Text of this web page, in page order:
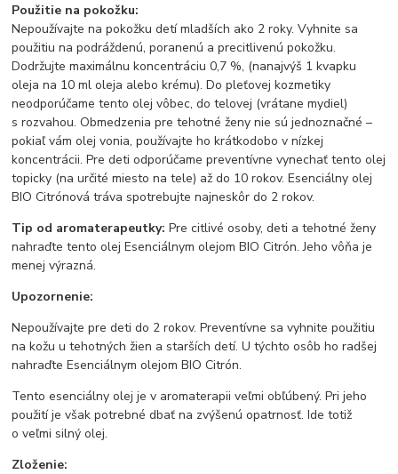
Použitie na pokožku:
Nepoužívajte na pokožku detí mladších ako 2 roky. Vyhnite sa
použitiu na podráždenú, poranenú a precitlivenú pokožku.
Dodržujte maximálnu koncentráciu 0,7 %, (nanajvýš 1 kvapku
oleja na 10 ml oleja alebo krému). Do pleťovej kozmetiky
neodporúčame tento olej vôbec, do telovej (vrátane mydiel)
s rozvahou. Obmedzenia pre tehotné ženy nie sú jednoznačné –
pokiaľ vám olej vonia, používajte ho krátkodobo v nízkej
koncentrácii. Pre deti odporúčame preventívne vynechať tento olej
topicky (na určité miesto na tele) až do 10 rokov. Esenciálny olej
BIO Citrónová tráva spotrebujte najneskôr do 2 rokov.
Tip od aromaterapeutky: Pre citlivé osoby, deti a tehotné ženy
nahraďte tento olejEsenciálnym olejom BIO Citrón. Jeho vôňa je
menej výrazná.
Upozornenie:
Nepoužívajte pre deti do 2 rokov. Preventívne sa vyhnite použitiu
na kožu u tehotných žien a starších detí. U týchto osôb ho radšej
nahraďteEsenciálnym olejom BIO Citrón.
Tento esenciálny olej je v aromaterapii veľmi obľúbený. Pri jeho
použití je však potrebné dbať na zvýšenú opatrnosť. Ide totiž
o veľmi silný olej.
Zloženie: